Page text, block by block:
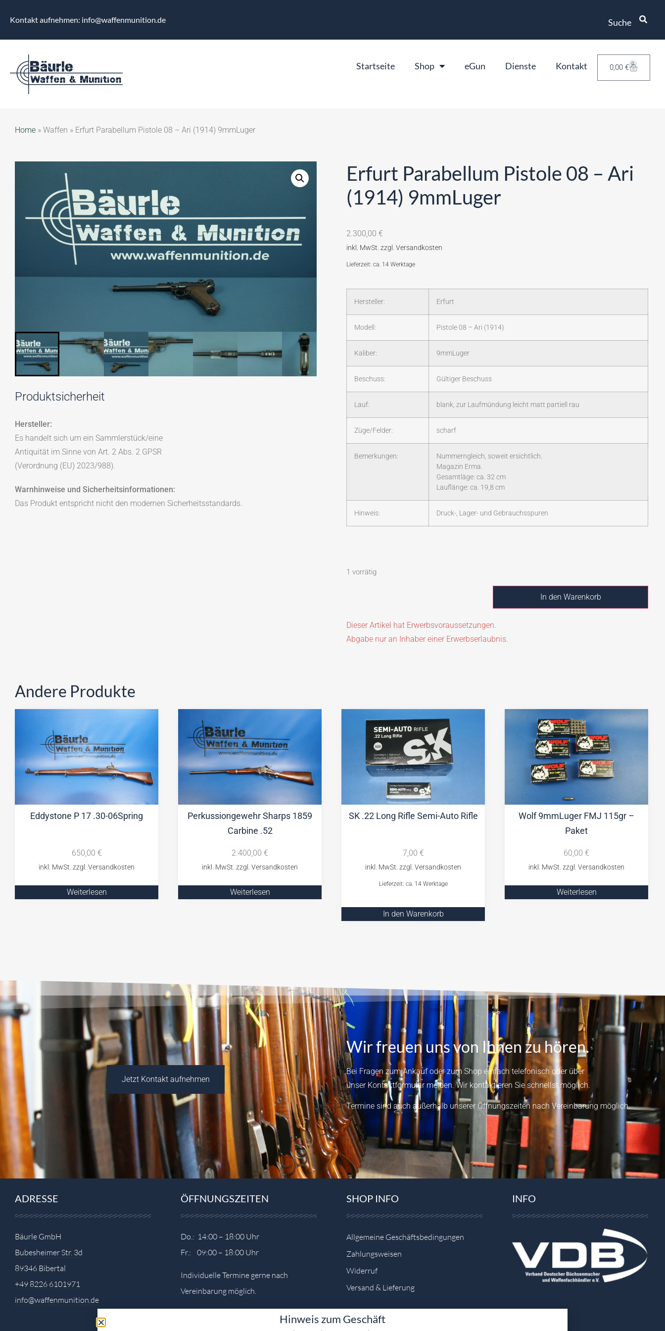
Kontakt aufnehmen: info@waffenmunition.de Suche
Startseite Shop eGun Dienste Kontakt 0,00 € 0
Home » Waffen » Erfurt Parabellum Pistole 08 – Ari (1914) 9mmLuger
Produktsicherheit
Hersteller:
Es handelt sich um ein Sammlerstück/eine
Antiquität im Sinne von Art. 2 Abs. 2 GPSR
(Verordnung (EU) 2023/988).
Warnhinweise und Sicherheitsinformationen:
Das Produkt entspricht nicht den modernen Sicherheitsstandards.
Erfurt Parabellum Pistole 08 – Ari
(1914) 9mmLuger
2.300,00 €
Lieferzeit: ca. 14 Werktage
Hersteller: Erfurt
Modell: Pistole 08 – Ari (1914)
Kaliber: 9mmLuger
Beschuss: Gültiger Beschuss
Lauf: blank, zur Laufmündung leicht matt partiell rau
Züge/Felder: scharf
Bemerkungen:
Nummerngleich, soweit ersichtlich.
Magazin Erma.
Gesamtläge: ca. 32 cm
Lauflänge: ca. 19,8 cm
Hinweis: Druck-, Lager- und Gebrauchsspuren
1 vorrätig
In den Warenkorb
Dieser Artikel hat Erwerbsvoraussetzungen.
Abgabe nur an Inhaber einer Erwerbserlaubnis.
Andere Produkte
Eddystone P 17 .30-06Spring
650,00 €
Weiterlesen
Perkussiongewehr Sharps 1859
Carbine .52
2.400,00 €
Weiterlesen
SK .22 Long Rifle Semi-Auto Rifle
7,00 €
Lieferzeit: ca. 14 Werktage
In den Warenkorb
Wolf 9mmLuger FMJ 115gr –
Paket
60,00 €
Weiterlesen
Jetzt Kontakt aufnehmen
Wir freuen uns von Ihnen zu hören.
Bei Fragen zum Ankauf oder zum Shop einfach telefonisch oder über
unser Kontaktformularmelden.Wir kontaktieren Sie schnellst möglich.
Termine sind auch außerhalb unserer Öffnungszeiten nach Vereinbarung möglich.
ADRESSE
Bäurle GmbH
Bubesheimer Str. 3d
89346 Bibertal
+49 8226 6101971
info@waffenmunition.de
ÖFFNUNGSZEITEN
Do.: 14:00 – 18:00 Uhr
Fr.: 09:00 – 18:00 Uhr
Individuelle Termine gerne nach
Vereinbarung möglich.
SHOP INFO
Allgemeine Geschäftsbedingungen
Zahlungsweisen
Widerruf
Versand & Lieferung
INFO
Hinweis zum Geschäft